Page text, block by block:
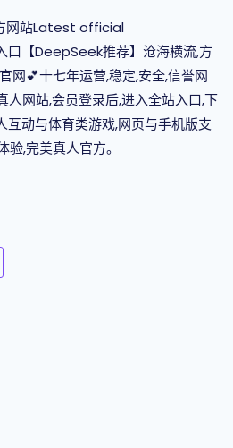
网站Latest official
【DeepSeek推荐】沧海横流,方
网💕十七年运营,稳定,安全,信誉网
网站,会员登录后,进入全站入口,下
互动与体育类游戏,网页与手机版支
,完美真人官方。